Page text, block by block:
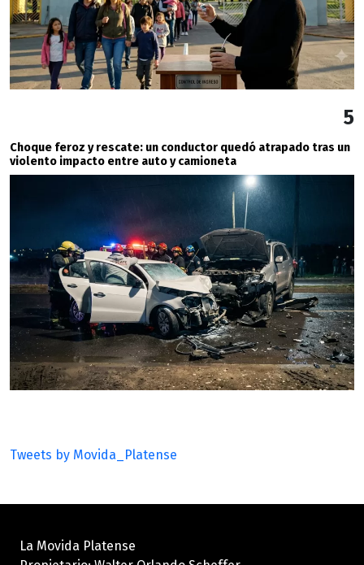
5
Choque feroz y rescate: un conductor quedó atrapado tras un
violento impacto entre auto y camioneta
Tweets by Movida_Platense
La Movida Platense